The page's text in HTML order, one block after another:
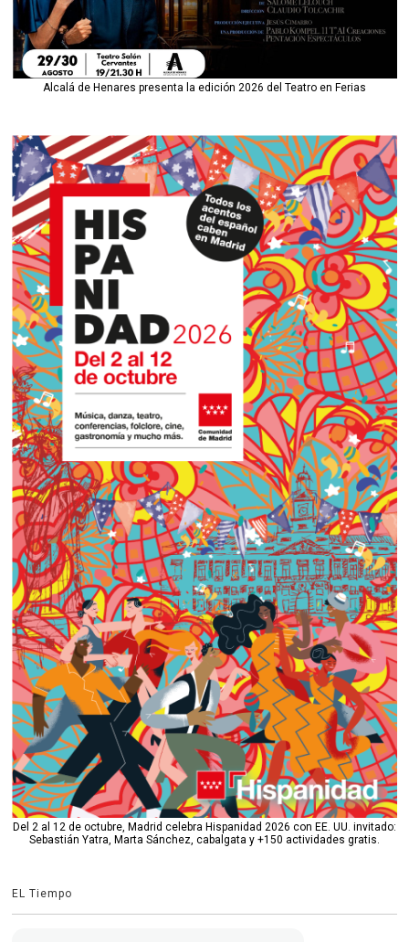
Alcalá de Henares presenta la edición 2026 del Teatro en Ferias
Del 2 al 12 de octubre, Madrid celebra Hispanidad 2026 con EE. UU. invitado:
Sebastián Yatra, Marta Sánchez, cabalgata y +150 actividades gratis.
EL Tiempo